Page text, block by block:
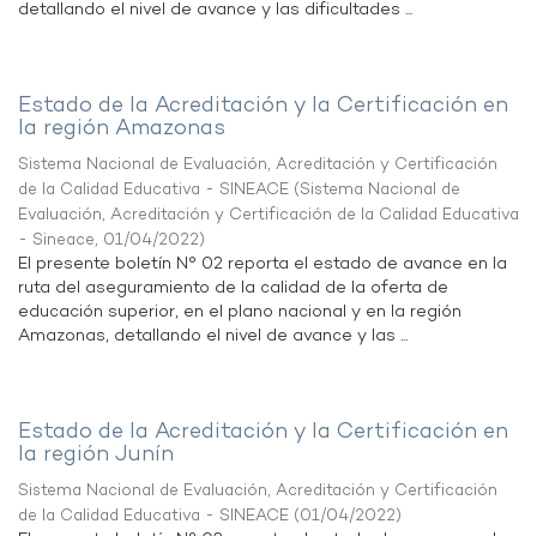
detallando el nivel de avance y las dificultades ...
Estado de la Acreditación y la Certificación en
la región Amazonas
Sistema Nacional de Evaluación, Acreditación y Certificación
de la Calidad Educativa - SINEACE (Sistema Nacional de
Evaluación, Acreditación y Certificación de la Calidad Educativa
- Sineace, 01/04/2022)
El presente boletín N° 02 reporta el estado de avance en la
ruta del aseguramiento de la calidad de la oferta de
educación superior, en el plano nacional y en la región
Amazonas, detallando el nivel de avance y las ...
Estado de la Acreditación y la Certificación en
la región Junín
Sistema Nacional de Evaluación, Acreditación y Certificación
de la Calidad Educativa - SINEACE (01/04/2022)